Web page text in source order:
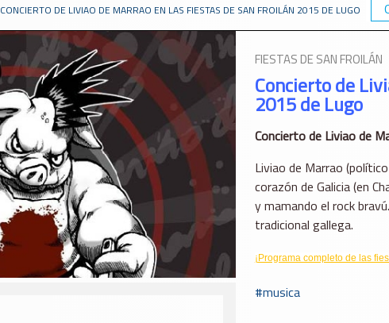
CONCIERTO DE LIVIAO DE MARRAO EN LAS FIESTAS DE SAN FROILÁN 2015 DE LUGO
FIESTAS DE SAN FROILÁN
Concierto de
2015 de Lugo
Concierto de Liviao de
Liviao de Marrao
corazón de Galicia (en
y mamando el rock
tradicional gallega.
¡Programa completo de las
musica